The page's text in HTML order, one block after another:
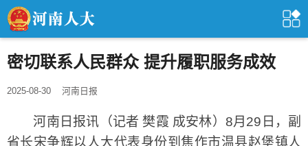
密切联系人民群众 提升履职服务成效
2025-08-30 河南日报
河南日报讯（记者 樊霞 成安林）8月29日，副
省长宋争辉以人大代表身份到焦作市温县赵堡镇人